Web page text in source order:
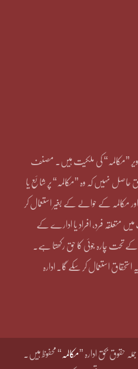
”مکالمہ“ کی ملکیت ہیں۔ مصنف
حاصل نہیں کہ وہ ”مکالمہ“ پر شائع یا
مکالمہ کے حوالے کے بغیر استعمال کر
متعلقہ فرد، افراد یا ادارے کے
تحت چارہ جوئی کا حق رکھتا ہے۔
یہ استحقاق استعمال کر سکے گا۔ ادارہ
حقوق بحق ادارہ ”مکالمہ “ محفوظ ہیں۔